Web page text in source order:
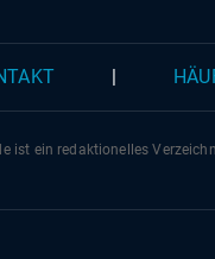
ist ein redaktionelles